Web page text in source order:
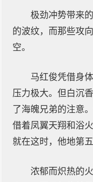
极劲冲势带来
的波纹，而那些攻
空。
马红俊凭借身
压力极大。但白沉
了海魄兄弟的注意
借着凤翼天翔和浴
就在这时，他地第
浓郁而炽热的